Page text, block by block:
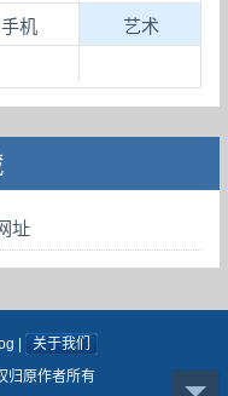
手机 艺术
址
|
关于我们
归原作者所有